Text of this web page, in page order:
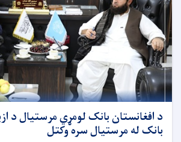
د افغانستان بانک لومړي مرستیال د
بانک له مرستیال سره وکتل